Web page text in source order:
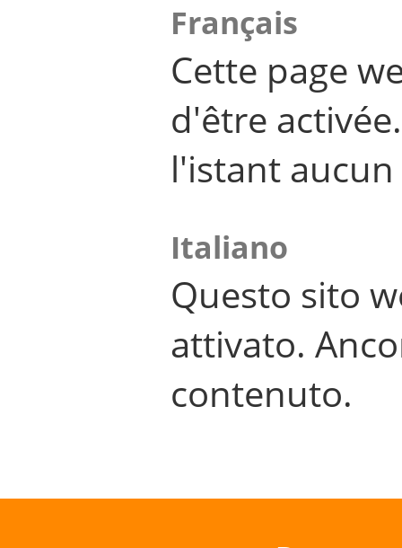
Français
Cette page
d'être
l'istant
Italiano
Questo sito
attivato.
contenuto.